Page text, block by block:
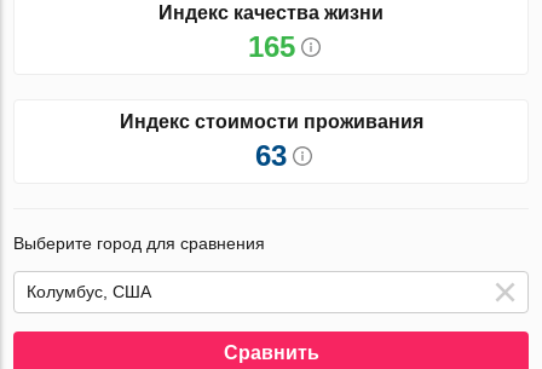
Индекс качества жизни
165
Индекс стоимости проживания
63
Выберите город для сравнения
Сравнить